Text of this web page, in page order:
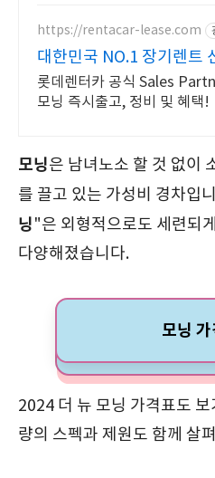
매물전산연동
https://rentacar-lease.com
대한민국 NO.1 장기렌트
구매하는 완벽한 방법
롯데렌터카 공식 Sales
모닝 즉시출고, 정비 및 혜택!
모닝은 남녀노소 할 것 없이
를 끌고 있는 가성비 경차입
닝"은 외형적으로도 세련되
다양해졌습니다.
모닝
2024 더 뉴 모닝 가격표도
량의 스펙과 제원도 함께 살